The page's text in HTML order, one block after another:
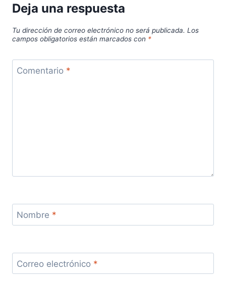
Deja una respuesta
Tu dirección de correo electrónico no será publicada. Los
campos obligatorios están marcados con *
Comentario *
Nombre *
Correo electrónico *